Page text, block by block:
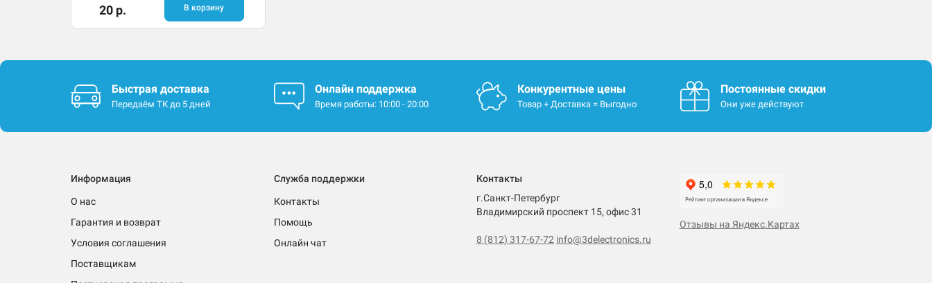
20 р. В корзину
Быстрая доставка
Передаём ТК до 5 дней
Онлайн поддержка
Время работы: 10:00 - 20:00
Конкурентные цены
Товар + Доставка = Выгодно
Постоянные скидки
Они уже действуют
Информация
О нас
Гарантия и возврат
Условия соглашения
Поставщикам
Служба поддержки
Контакты
Помощь
Онлайн чат
Контакты
г.Санкт-Петербург
Владимирский проспект 15, офис 31
8 (812) 317-67-72 info@3delectronics.ru
Отзывы на Яндекс.Картах